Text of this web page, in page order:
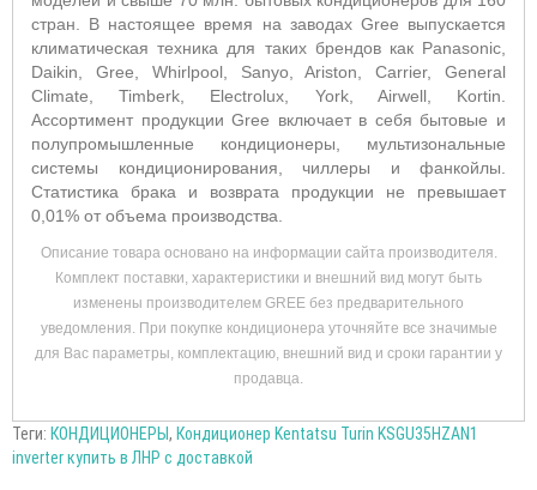
стран. В настоящее время на заводах Gree выпускается
климатическая техника для таких брендов как Panasonic,
Daikin, Gree, Whirlpool, Sanyo, Ariston, Carrier, General
Climate, Timberk, Electrolux, York, Airwell, Kortin.
Ассортимент продукции Gree включает в себя бытовые и
полупромышленные кондиционеры, мультизональные
системы кондиционирования, чиллеры и фанкойлы.
Статистика брака и возврата продукции не превышает
0,01% от объема производства.
Описание товара основано на информации сайта производителя.
Комплект поставки, характеристики и внешний вид могут быть
изменены производителем GREE без предварительного
уведомления. При покупке кондиционера уточняйте все значимые
для Вас параметры, комплектацию, внешний вид и сроки гарантии у
продавца.
Теги: КОНДИЦИОНЕРЫ, Кондиционер Kentatsu Turin KSGU35HZAN1
inverter купить в ЛНР с доставкой